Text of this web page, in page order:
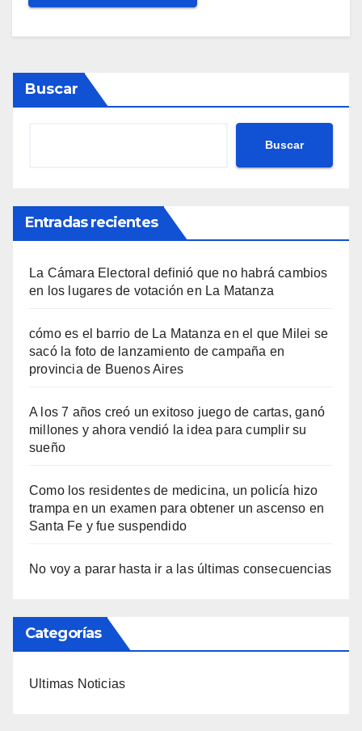
Buscar
Buscar
Entradas recientes
La Cámara Electoral definió que no habrá cambios
en los lugares de votación en La Matanza
cómo es el barrio de La Matanza en el que Milei se
sacó la foto de lanzamiento de campaña en
provincia de Buenos Aires
A los 7 años creó un exitoso juego de cartas, ganó
millones y ahora vendió la idea para cumplir su
sueño
Como los residentes de medicina, un policía hizo
trampa en un examen para obtener un ascenso en
Santa Fe y fue suspendido
No voy a parar hasta ir a las últimas consecuencias
Categorías
Ultimas Noticias